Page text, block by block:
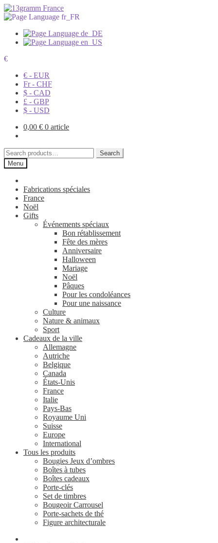
€
€ - EUR
Fr - CHF
$ - CAD
£ - GBP
$ - USD
0,00 € 0 article
Search
for:
Search
Menu
Fabrications spéciales
France
Noël
Gifts
Événements spéciaux
Bon rétablissement
Fête des mères
Anniversaire
Halloween
Mariage
Noël
Pâques
Pour les condoléances
Pour une naissance
Culture
Nature & animaux
Sport
Cadeaux de la ville
Allemagne
Autriche
Belgique
Canada
États-Unis
France
Italie
Pays-Bas
Royaume Uni
Suisse
Europe
International
Tous les produits
Bougies Jeux d’ombres
Boîtes à tubes
Boîtes cadeaux
Porte-clés
Set de timbres
Bougeoir Carrousel
Porte-sachets de thé
Figure architecturale